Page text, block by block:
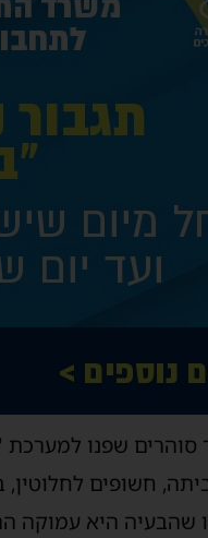
סוהרים שפנו
חשופים
שהבעיה היא עמוקה